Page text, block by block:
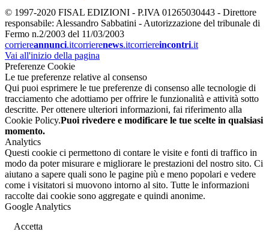
© 1997-2020 FISAL EDIZIONI - P.IVA 01265030443 - Direttore
responsabile: Alessandro Sabbatini - Autorizzazione del tribunale di
Fermo n.2/2003 del 11/03/2003
corriereannunci.itcorrierenews.itcorriereincontri.it
Vai all'inizio della pagina
Preferenze Cookie
Le tue preferenze relative al consenso
Qui puoi esprimere le tue preferenze di consenso alle tecnologie di
tracciamento che adottiamo per offrire le funzionalità e attività sotto
descritte. Per ottenere ulteriori informazioni, fai riferimento alla
Cookie Policy.Puoi rivedere e modificare le tue scelte in qualsiasi
momento.
Analytics
Questi cookie ci permettono di contare le visite e fonti di traffico in
modo da poter misurare e migliorare le prestazioni del nostro sito. Ci
aiutano a sapere quali sono le pagine più e meno popolari e vedere
come i visitatori si muovono intorno al sito. Tutte le informazioni
raccolte dai cookie sono aggregate e quindi anonime.
Google Analytics
Accetta